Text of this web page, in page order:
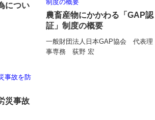
につい
農畜産物にかかわる「GAP認
証」制度の概要
一般財団法人日本GAP協会 代表理
事専務 荻野 宏
災事故